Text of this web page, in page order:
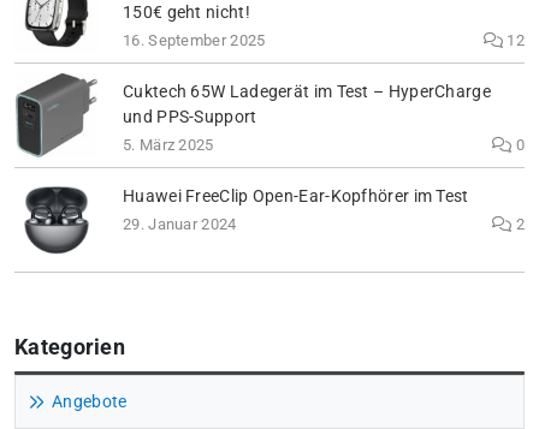
150€ geht nicht!
16. September 2025 12
Cuktech 65W Ladegerät im Test – HyperCharge
und PPS-Support
5. März 2025 0
Huawei FreeClip Open-Ear-Kopfhörer im Test
29. Januar 2024 2
Kategorien
Angebote